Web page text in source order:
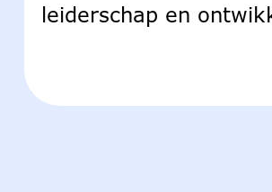
leiderschap en